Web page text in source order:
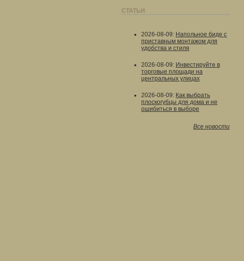
СТАТЬИ
2026-08-09: Напольное биде с
приставным монтажом для
удобства и стиля
2026-08-09: Инвестируйте в
торговые площади на
центральных улицах
2026-08-09: Как выбрать
плоскогубцы для дома и не
ошибиться в выборе
Все новости